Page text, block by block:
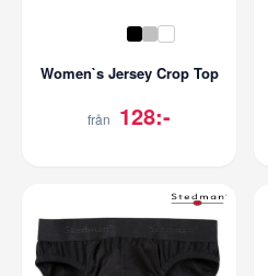
Women`s Jersey Crop Top
från 128:-